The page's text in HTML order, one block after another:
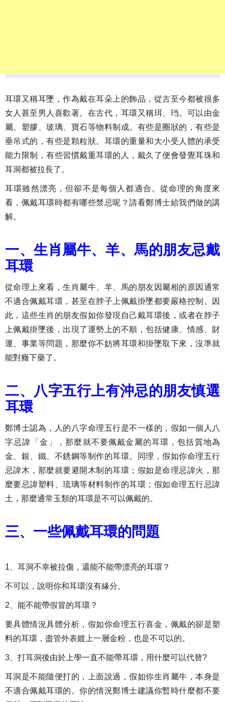
耳環又稱耳墜，作為戴在耳朵上的飾品，從古至今都被很多
女人甚至男人喜歡著。在古代，耳環又稱珥、珰。可以由金
屬、塑膠、玻璃、寶石等物料制成。有些是圈狀的，有些是
垂吊式的，有些是顆粒狀。耳環的重量和大小受人體的承受
能力限制，有些習慣戴重耳環的人，戴久了便會發覺耳珠和
耳洞都被拉長了。
耳環雖然漂亮，但卻不是每個人都適合。從命理的角度來
看，佩戴耳環時都有哪些禁忌呢？請看鄭博士給我們做的講
解。
一、生肖屬牛、羊、馬的朋友忌戴
耳環
從命理上來看，生肖屬牛、羊、馬的朋友因屬相的原因通常
不適合佩戴耳環，甚至在脖子上佩戴掛墜都要嚴格控制。因
此，這些生肖的朋友假如你發現自己戴耳環後，或者在脖子
上佩戴掛墜後，出現了運勢上的不順，包括健康、情感、財
運、事業等問題，那麼你不妨將耳環和掛墜取下來，沒準就
能對癥下藥了。
二、八字五行上有沖忌的朋友慎選
耳環
鄭博士認為，人的八字命理五行是不一樣的，假如一個人八
字忌諱「金」，那麼就不要佩戴金屬的耳環，包括質地為
金、銀、鐵、不銹鋼等制作的耳環。同理，假如你命理五行
忌諱木，那麼就要避開木制的耳環；假如是命理忌諱火，那
麼要忌諱塑料、琉璃等材料制作的耳環；假如命理五行忌諱
土，那麼通常玉類的耳環是不可以佩戴的。
三、一些佩戴耳環的問題
1、耳洞不幸被拉傷，還能不能帶漂亮的耳環？
不可以，說明你和耳環沒有緣分。
2、能不能帶假冒的耳環？
要具體情況具體分析，假如你命理五行喜金，佩戴的卻是塑
料的耳環，盡管外表鍍上一層金粉，也是不可以的。
3、打耳洞後由於上學一直不能帶耳環，用什麼可以代替?
耳洞是不能隨便打的，上面說過，假如你生肖屬牛，本身是
不適合佩戴耳環的。你的情況鄭博士建議你暫時什麼都不要